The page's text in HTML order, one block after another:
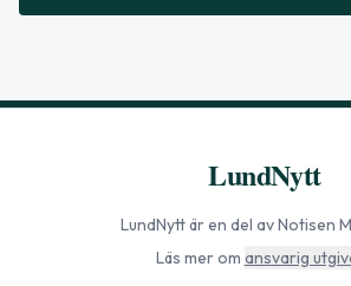
LundNytt
LundNyttär en del av Notisen
Läs mer om ansvarig